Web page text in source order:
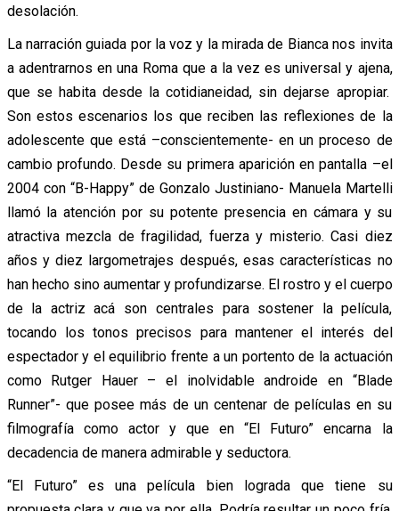
desolación.
La narración guiada por la voz y la mirada de Bianca nos invita
a adentrarnos en una Roma que a la vez es universal y ajena,
que se habita desde la cotidianeidad, sin dejarse apropiar.
Son estos escenarios los que reciben las reflexiones de la
adolescente que está –conscientemente- en un proceso de
cambio profundo. Desde su primera aparición en pantalla –el
2004 con “B-Happy” de Gonzalo Justiniano- Manuela Martelli
llamó la atención por su potente presencia en cámara y su
atractiva mezcla de fragilidad, fuerza y misterio. Casi diez
años y diez largometrajes después, esas características no
han hecho sino aumentar y profundizarse. El rostro y el cuerpo
de la actriz acá son centrales para sostener la película,
tocando los tonos precisos para mantener el interés del
espectador y el equilibrio frente a un portento de la actuación
como Rutger Hauer – el inolvidable androide en “Blade
Runner”- que posee más de un centenar de películas en su
filmografía como actor y que en “El Futuro” encarna la
decadencia de manera admirable y seductora.
“El Futuro” es una película bien lograda que tiene su